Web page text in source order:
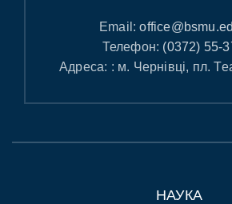
Email:
Телефон: (0372) 55-
Адреса: : м. Чернівці, пл.
НАУКА